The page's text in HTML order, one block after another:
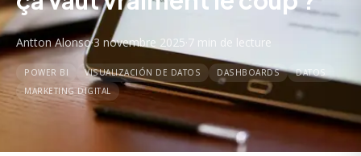
Antton Alonso·3 novembre 2025·7 min de lecture
POWER BI VISUALIZACIÓN DE DATOS DASHBOARDS
DATOS
MARKETING DIGITAL